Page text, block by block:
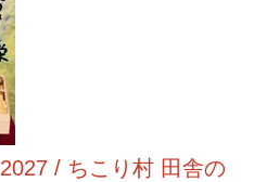
/ ちこり村 田舎の